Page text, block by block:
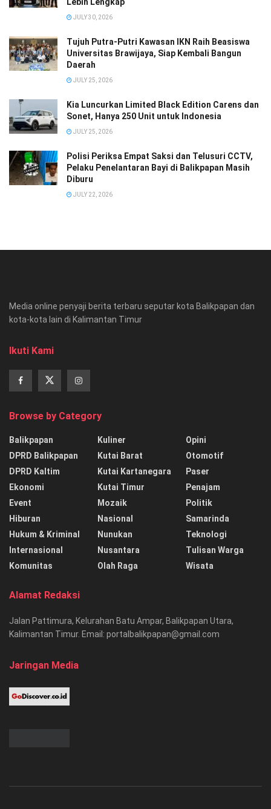
JULY 30, 2026
Tujuh Putra-Putri Kawasan IKN Raih Beasiswa
Universitas Brawijaya, Siap Kembali Bangun
Daerah
JULY 25, 2026
Kia Luncurkan Limited Black Edition Carens dan
Sonet, Hanya 250 Unit untuk Indonesia
JULY 25, 2026
Polisi Periksa Empat Saksi dan Telusuri CCTV,
Pelaku Penelantaran Bayi di Balikpapan Masih
Diburu
JULY 22, 2026
Media online penyaji berita terbaru seputar kota Balikpapan dan
kota-kota lain di Kalimantan Timur
Ikuti Kami
Browse by Category
Balikpapan
DPRD Balikpapan
DPRD Kaltim
Ekonomi
Event
Hiburan
Hukum & Kriminal
Internasional
Komunitas
Kuliner
Kutai Barat
Kutai Kartanegara
Kutai Timur
Mozaik
Nasional
Nunukan
Nusantara
Olah Raga
Opini
Otomotif
Paser
Penajam
Politik
Samarinda
Teknologi
Tulisan Warga
Wisata
Alamat Redaksi
Jalan Pattimura, Kelurahan Batu Ampar, Balikpapan Utara,
Kalimantan Timur. Email: portalbalikpapan@gmail.com
Jaringan Media